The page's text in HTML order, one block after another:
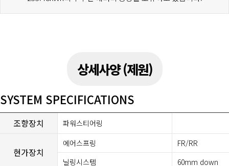
상세사양 (제원)
SYSTEM SPECIFICATIONS
조향장치 파워스티어링
현가장치
에어스프링
FR/RR
닐링시스템
60mm down